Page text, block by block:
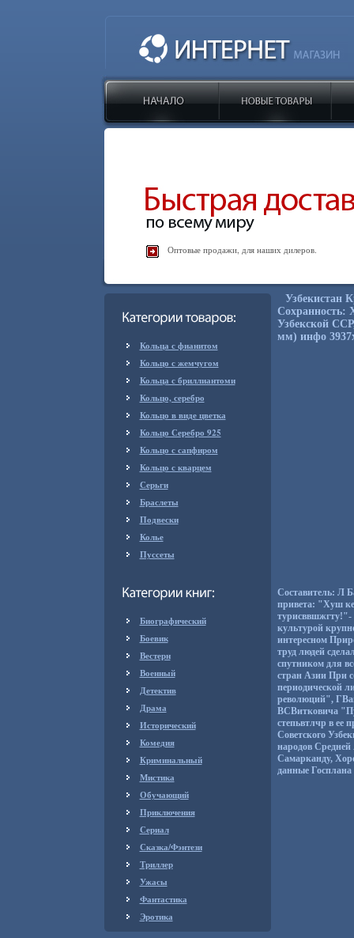
Оптовые продажи, для наших дилеров.
Кольца с фианитом
Кольцо с жемчугом
Кольца с бриллиантоми
Кольцо, серебро
Кольцо в виде цветка
Кольцо Серебро 925
Кольцо с сапфиром
Кольцо с кварцем
Серьги
Браслеты
Подвески
Колье
Пуссеты
Биографический
Боевик
Вестерн
Военный
Детектив
Драма
Исторический
Комедия
Криминальный
Мистика
Обучающий
Приключения
Сериал
Сказка/Фэнтези
Триллер
Ужасы
Фантастика
Эротика
Узбекистан
Сохранность:
Узбекской
мм) инфо
Составитель: Л
привета: "Хуш
турисввшжгту!"-
культурой
интересном
труд людей
спутником для
стран Азии При
периодической
революций",
ВСВитковича
степьвтлчр в
Советского
народов
Самарканду,
данные